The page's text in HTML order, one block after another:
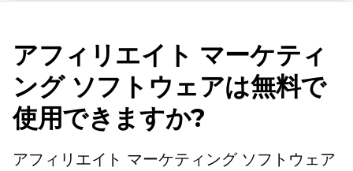
アフィリエイト マーケティ
ング ソフトウェアは無料で
使用できますか?
アフィリエイト マーケティング ソフトウェア